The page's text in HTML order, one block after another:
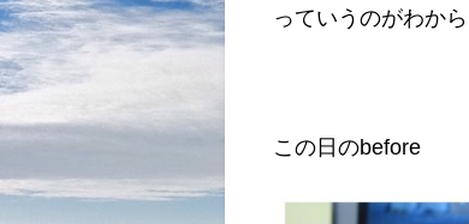
っていうのがわか
この日のbefore